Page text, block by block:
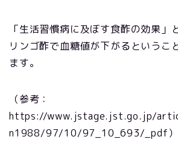
「生活習慣病に及ぼす食酢の効果」
リンゴ酢で血糖値が下がるというこ
ます。
（参考：
https://www.jstage.jst.go.jp/
n1988/97/10/97_10_693/_pdf）